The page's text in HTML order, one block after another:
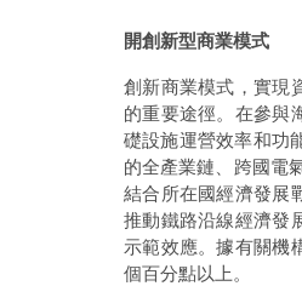
開創新型商業模式
創新商業模式，實現
的重要途徑。在參與
礎設施運營效率和功
的全產業鏈、跨國電
結合所在國經濟發展
推動鐵路沿線經濟發
示範效應。據有關機
個百分點以上。